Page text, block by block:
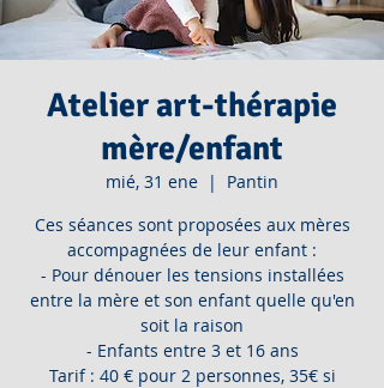
Atelier art-thérapie
mère/enfant
mié, 31 ene
  |
Pantin
Ces séances sont proposées aux mères
accompagnées de leur enfant :
- Pour dénouer les tensions installées
entre la mère et son enfant quelle qu'en
soit la raison
- Enfants entre 3 et 16 ans
Tarif : 40 € pour 2 personnes, 35€ si